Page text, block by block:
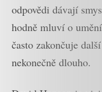
odpovědi dávají
hodně mluví o
často zakončuje
nekonečně dlouho.